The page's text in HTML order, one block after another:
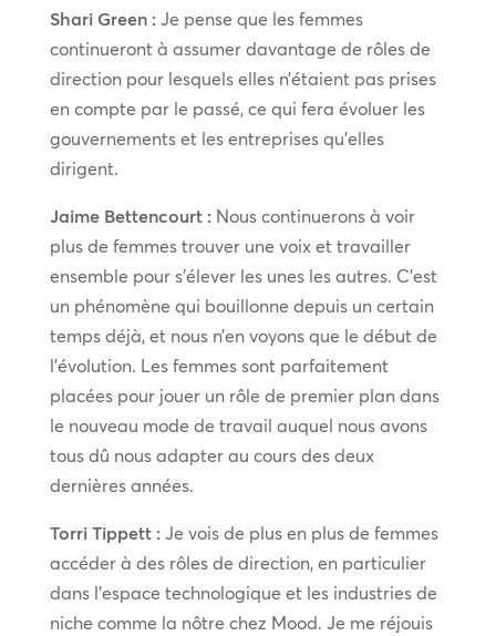
Shari Green :Je pense que les femmes
continueront à assumer davantage de rôles de
direction pour lesquels elles n’étaient pas prises
en compte par le passé, ce qui fera évoluer les
gouvernements et les entreprises qu’elles
dirigent.
Jaime Bettencourt :Nous continuerons à voir
plus de femmes trouver une voix et travailler
ensemble pour s’élever les unes les autres. C’est
un phénomène qui bouillonne depuis un certain
temps déjà, et nous n’en voyons que le début de
l’évolution. Les femmes sont parfaitement
placées pour jouer un rôle de premier plan dans
le nouveau mode de travail auquel nous avons
tous dû nous adapter au cours des deux
dernières années.
Torri Tippett :Je vois de plus en plus de femmes
accéder à des rôles de direction, en particulier
dans l’espace technologique et les industries de
niche comme la nôtre chez Mood. Je me réjouis